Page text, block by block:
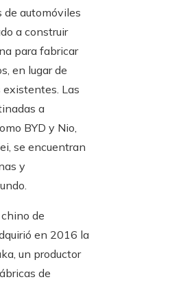
automóviles
a construir
para fabricar
en lugar de
Las
a
BYD y Nio,
se encuentran
y
de
en 2016 la
un productor
de